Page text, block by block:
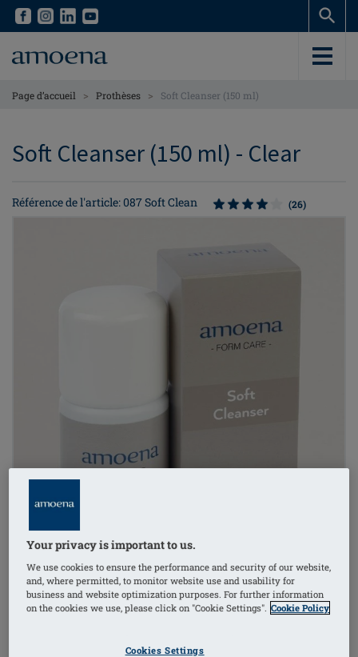
Skip
content
Skip
content
Page d’accueil > Prothèses > Soft Cleanser (150 ml)
Soft Cleanser (150 ml) - Clear
Référence de l'article: 087 Soft Clean (26)
Your privacy is important to us.
We use cookies to ensure the performance and security of our website,
and, where permitted, to monitor website use and usability for
business and website optimization purposes. For further information
on the cookies we use, please click on "Cookie Settings". Cookie Policy
Cookies Settings